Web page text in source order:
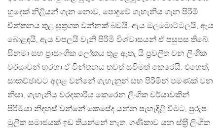
හුදෙක් නිළියන් ගැන නොව, පොදුවේ ගැහැනිය ගැන පිරිමි
චින්තනය තුළ සූත‍්‍රගත වන්නක් බවයි. ඇය ඔලමොට්ටලයි, ඇය
බොළඳයි, ඇය චපලයි වැනි පිරිමි විශ්වාසයන් ඒ පසුපස තිබේ.
සිනමා සහ ප‍්‍රාසාංගික ලෝකය තුළ ඇතැ යි ප‍්‍රචලිත වන ලිංගික
චර්යාවන් හරහා ඒ චින්තනය තවත් සවිමත් කෙරෙයි. එහෙත්,
සාකච්ඡාවට අදාළ වන්නේ ගැහැනුන් සහ පිරිමින් පමණක් වන
නිසා, ගැහැනිය වරදකාරිය කෙරෙන ලිංගික චර්යාවකින්
පිරිමියා නිදහස් වන්නේ කෙසේද යන්න පැහැදිළි වීමට, පුරුෂ
මූලික සමාජයක් ඉඩ තියන්නේ නැත. ගණිකාව යන ස්ත‍්‍රී ලිංගික